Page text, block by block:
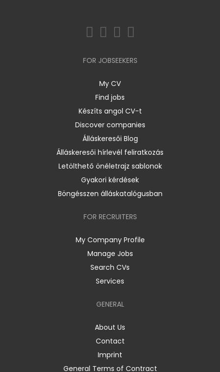
FOR JOBSEEKERS
My CV
Find jobs
Készíts angol CV-t
Discover companies
Álláskeresői Blog
Álláskeresői hírlevél feliratkozás
Letölthető önéletrajz sablonok
Gyakori kérdések
Böngésszen álláskatalógusban
FOR RECRUITERS
My Company Profile
Manage Jobs
Search CVs
Services
GENERAL
About Us
Contact
Imprint
General Terms of Contract